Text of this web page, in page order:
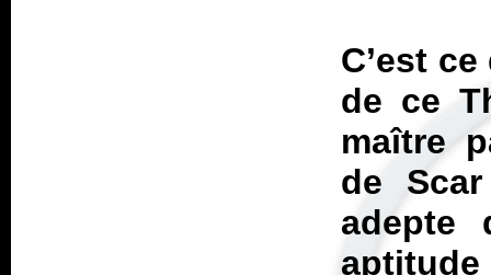
C’est
de ce
maître
de
adepte